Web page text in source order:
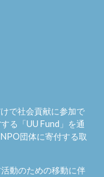
で社会貢献に参加で
る「UU Fund 」を通
団体に寄付する取
動のための移動に伴